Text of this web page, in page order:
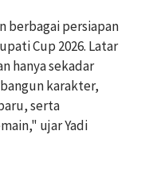
berbagai persiapan
Cup 2026. Latar
hanya sekadar
karakter,
serta
ujar Yadi